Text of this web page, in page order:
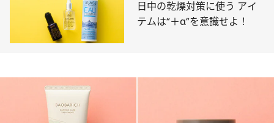
日中の乾燥対策に使う アイ
テムは“＋α”を意識せよ！